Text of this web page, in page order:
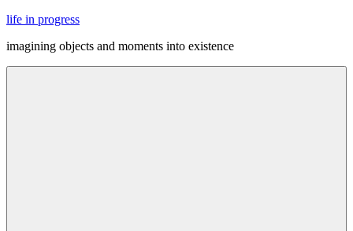
Skip
content
life in progress
imagining objects and moments into existence